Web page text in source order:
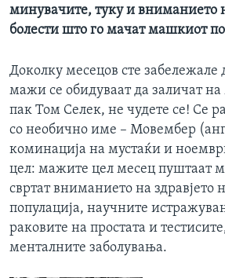
навигација
Пребарувај
ПОЛИТИКА
НАУКА
УМЕТНОСТ И ЗАБАВА
ИНТЕРВЈУА
ВЕСТИ ОД САД ВО МИНУТА - АРХИВА
Learning English
НАКУСО...
Јазици
минувачите, туку и вниманието
болести што го мачат машкиот
Доколку месецов сте забележале
мажи се обидуваат да заличат
пак Том Селек, не чудете се! Се
со необично име – Мовембер
коминација на мустаќи и
цел: мажите цел месец пуштаат
свртат вниманието на здравјето
популација, научните
раковите на простата и
менталните заболувања.